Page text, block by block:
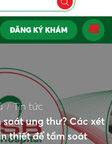
ĐĂNG KÝ KHÁM
Tin tức
ung thư? Các xét
thiết để tầm soát